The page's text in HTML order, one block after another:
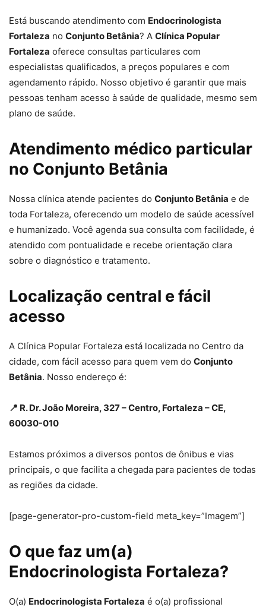
Está buscando atendimento com Endocrinologista
Fortaleza no Conjunto Betânia? A Clínica Popular
Fortaleza oferece consultas particulares com
especialistas qualificados, a preços populares e com
agendamento rápido. Nosso objetivo é garantir que mais
pessoas tenham acesso à saúde de qualidade, mesmo sem
plano de saúde.
Atendimento médico particular
no Conjunto Betânia
Nossa clínica atende pacientes do Conjunto Betânia e de
toda Fortaleza, oferecendo um modelo de saúde acessível
e humanizado. Você agenda sua consulta com facilidade, é
atendido com pontualidade e recebe orientação clara
sobre o diagnóstico e tratamento.
Localização central e fácil
acesso
A Clínica Popular Fortaleza está localizada no Centro da
cidade, com fácil acesso para quem vem do Conjunto
Betânia. Nosso endereço é:
📍 R. Dr. João Moreira, 327 – Centro, Fortaleza – CE,
60030-010
Estamos próximos a diversos pontos de ônibus e vias
principais, o que facilita a chegada para pacientes de todas
as regiões da cidade.
[page-generator-pro-custom-field meta_key=”Imagem”]
O que faz um(a)
Endocrinologista Fortaleza?
O(a) Endocrinologista Fortaleza é o(a) profissional